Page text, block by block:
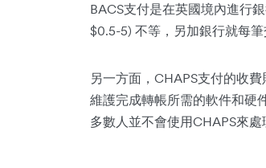
BACS支付是在英國境內進行
$0.5-5) 不等，另加銀行就每筆
另一方面，CHAPS支付的收
維護完成轉帳所需的軟件和硬
多數人並不會使用CHAPS來處